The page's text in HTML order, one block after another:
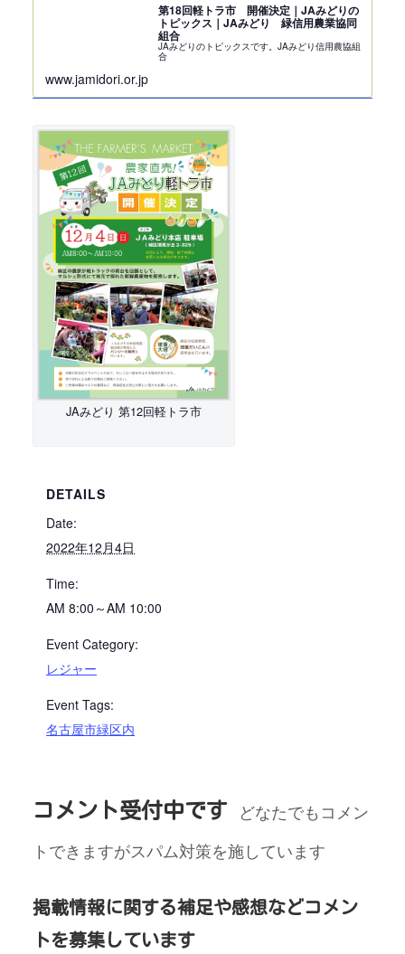
第18回軽トラ市 開催決定｜JAみどりの
トピックス｜JAみどり 緑信用農業協同
組合
JAみどりのトピックスです。JAみどり信用農協組
合
www.jamidori.or.jp
JAみどり 第12回軽トラ市
DETAILS
Date:
2022年12月4日
Time:
AM 8:00～AM 10:00
Event Category:
レジャー
Event Tags:
名古屋市緑区内
コメント受付中です
どなたでもコメン
トできますがスパム対策を施しています
掲載情報に関する補足や感想などコメン
トを募集しています